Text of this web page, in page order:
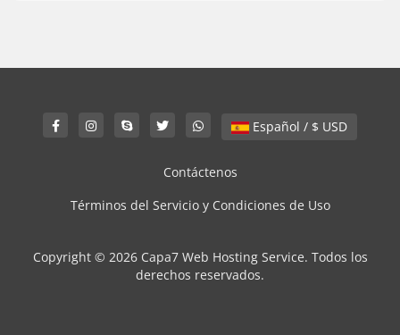
Español / $ USD
Contáctenos
Términos del Servicio y Condiciones de Uso
Copyright © 2026 Capa7 Web Hosting Service. Todos los
derechos reservados.